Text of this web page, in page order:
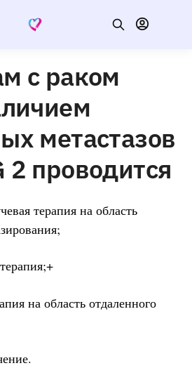
с раком
метастазов
2 проводится
терапия на область
на область отдаленного